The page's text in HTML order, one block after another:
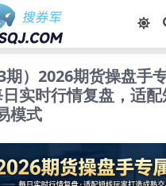
期）2026期货操盘手
实时行情复盘，适
模式